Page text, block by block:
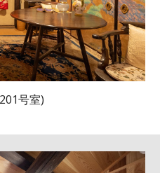
号室)